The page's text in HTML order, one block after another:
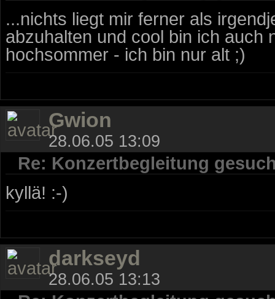
...nichts liegt mir ferner als
abzuhalten und cool bin ich auch
hochsommer - ich bin nur alt ;)
Gwion
28.06.05 13:09
Re: Konzertbegleitung
kyllä! :-)
darkseyd
28.06.05 13:13